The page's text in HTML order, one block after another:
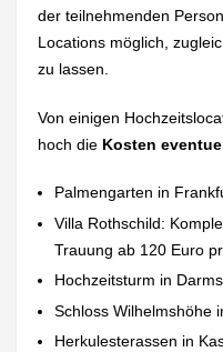
der teilnehmenden
Locations möglich,
zu lassen.
Von einigen
hoch die Kosten
Palmengarten in
Villa Rothschild:
Trauung ab 120 Euro
Hochzeitsturm in
Schloss Wilhelmshöhe
Herkulesterassen in